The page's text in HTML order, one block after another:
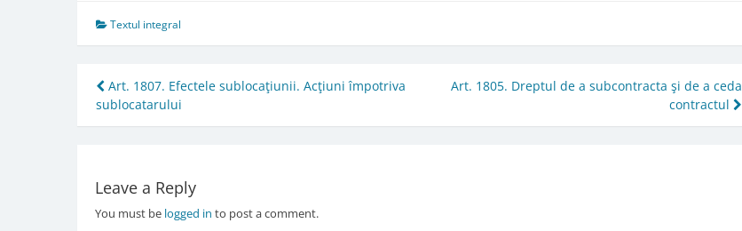
Textul integral
Post
navigation
Art. 1807. Efectele sublocaţiunii. Acţiuni împotriva
sublocatarului
Art. 1805. Dreptul de a subcontracta şi de a ceda
contractul
Leave a Reply
You must be logged in to post a comment.